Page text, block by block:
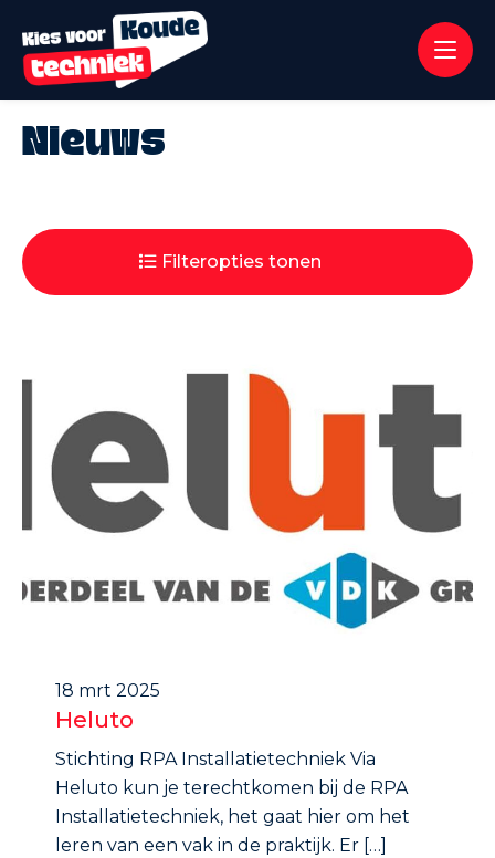
Nieuws
Filteropties tonen
18 mrt 2025
Heluto
Stichting RPA Installatietechniek Via
Heluto kun je terechtkomen bij de RPA
Installatietechniek, het gaat hier om het
leren van een vak in de praktijk. Er […]